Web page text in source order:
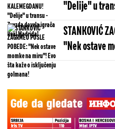
"Delije" u
Real Madrida!
STANKOVIĆ
"Nek ostave
kaže o